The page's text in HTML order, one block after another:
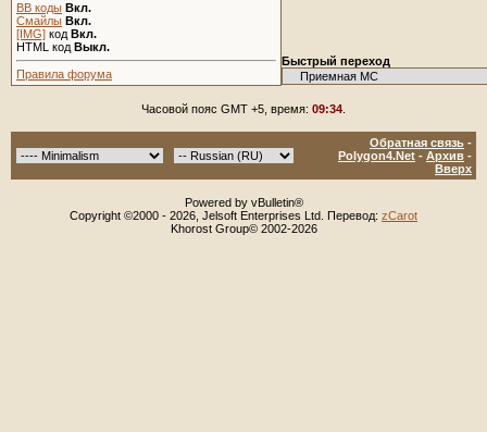
BB коды Вкл.
Смайлы Вкл.
[IMG] код Вкл.
HTML код Выкл.
Правила форума
Быстрый переход
Часовой пояс GMT +5, время: 09:34
Обратная связь -
Polygon4.Net - Архив -
Вверх
Powered by vBulletin®
Copyright ©2000 - 2026, Jelsoft Enterprises Ltd. Перевод: zCarot
Khorost Group© 2002-2026